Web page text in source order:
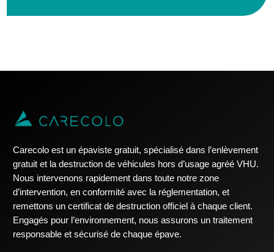
Carecolo est un épaviste gratuit, spécialisé dans l’enlèvement
gratuit et la destruction de véhicules hors d’usage agréé VHU.
Nous intervenons rapidement dans toute notre zone
d’intervention, en conformité avec la réglementation, et
remettons un certificat de destruction officiel à chaque client.
Engagés pour l’environnement, nous assurons un traitement
responsable et sécurisé de chaque épave.